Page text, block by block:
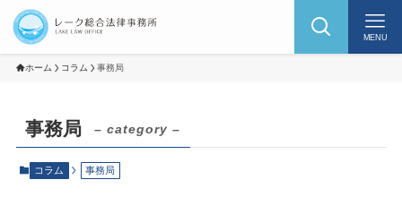
MENU
ホーム コラム 事務局
事務局 – category –
コラム 事務局